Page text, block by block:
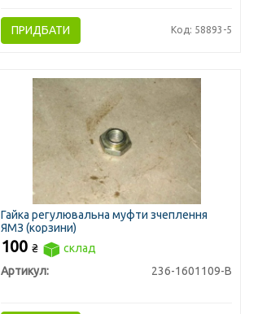
ПРИДБАТИ Код: 58893-5
Гайка регулювальна муфти зчеплення
ЯМЗ (корзини)
100₴
склад
Артикул:
236-1601109-В